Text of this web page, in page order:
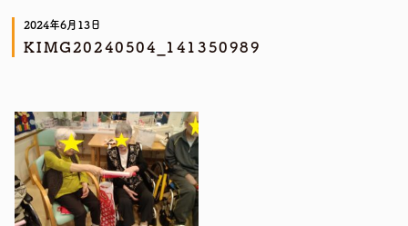
2024年6月13日
KIMG20240504_141350989